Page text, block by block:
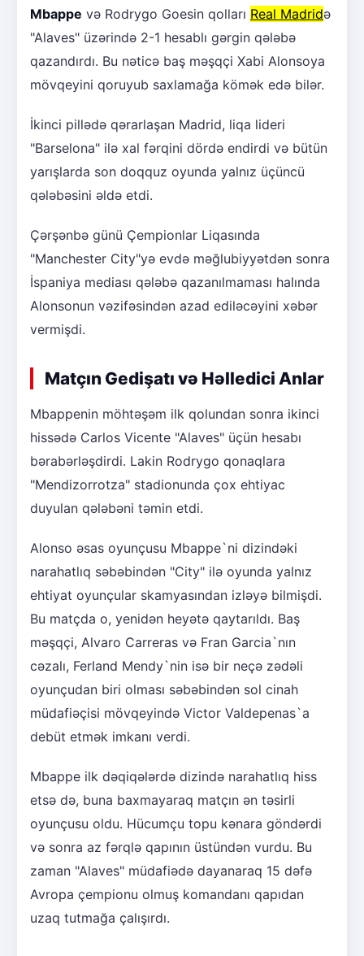
Mbappe və Rodrygo Goesin qolları Real Madridə
"Alaves" üzərində 2-1 hesablı gərgin qələbə
qazandırdı. Bu nəticə baş məşqçi Xabi Alonsoya
mövqeyini qoruyub saxlamağa kömək edə bilər.
İkinci pillədə qərarlaşan Madrid, liqa lideri
"Barselona" ilə xal fərqini dördə endirdi və bütün
yarışlarda son doqquz oyunda yalnız üçüncü
qələbəsini əldə etdi.
Çərşənbə günü Çempionlar Liqasında
"Manchester City"yə evdə məğlubiyyətdən sonra
İspaniya mediası qələbə qazanılmaması halında
Alonsonun vəzifəsindən azad ediləcəyini xəbər
vermişdi.
Matçın Gedişatı və Həlledici Anlar
Mbappenin möhtəşəm ilk qolundan sonra ikinci
hissədə Carlos Vicente "Alaves" üçün hesabı
bərabərləşdirdi. Lakin Rodrygo qonaqlara
"Mendizorrotza" stadionunda çox ehtiyac
duyulan qələbəni təmin etdi.
Alonso əsas oyunçusu Mbappe`ni dizindəki
narahatlıq səbəbindən "City" ilə oyunda yalnız
ehtiyat oyunçular skamyasından izləyə bilmişdi.
Bu matçda o, yenidən heyətə qaytarıldı. Baş
məşqçi, Alvaro Carreras və Fran Garcia`nın
cəzalı, Ferland Mendy`nin isə bir neçə zədəli
oyunçudan biri olması səbəbindən sol cinah
müdafiəçisi mövqeyində Victor Valdepenas`a
debüt etmək imkanı verdi.
Mbappe ilk dəqiqələrdə dizində narahatlıq hiss
etsə də, buna baxmayaraq matçın ən təsirli
oyunçusu oldu. Hücumçu topu kənara göndərdi
və sonra az fərqlə qapının üstündən vurdu. Bu
zaman "Alaves" müdafiədə dayanaraq 15 dəfə
Avropa çempionu olmuş komandanı qapıdan
uzaq tutmağa çalışırdı.